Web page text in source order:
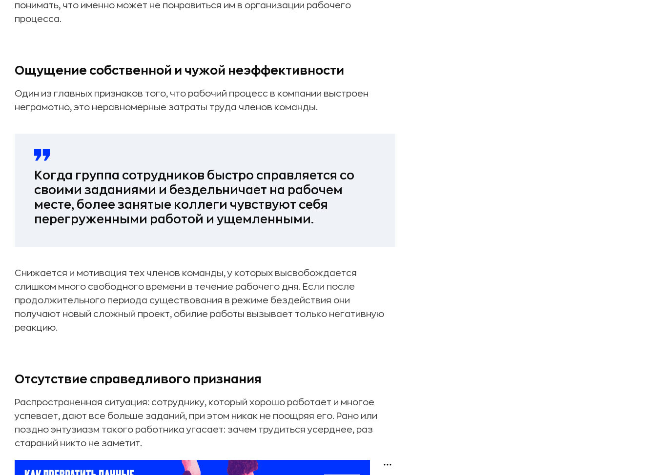
понимать, что именно может не понравиться им в организации рабочего
процесса.
Ощущение собственной и чужой неэффективности
Один из главных признаков того, что рабочий процесс в компании выстроен
неграмотно, это неравномерные затраты труда членов команды.
Когда группа сотрудников быстро справляется со
своими заданиями и бездельничает на рабочем
месте, более занятые коллеги чувствуют себя
перегруженными работой и ущемленными.
Снижается и мотивация тех членов команды, у которых высвобождается
слишком много свободного времени в течение рабочего дня. Если после
продолжительного периода существования в режиме бездействия они
получают новый сложный проект, обилие работы вызывает только негативную
реакцию.
Отсутствие справедливого признания
Распространенная ситуация: сотруднику, который хорошо работает и многое
успевает, дают все больше заданий, при этом никак не поощряя его. Рано или
поздно энтузиазм такого работника угасает: зачем трудиться усерднее, раз
стараний никто не заметит.